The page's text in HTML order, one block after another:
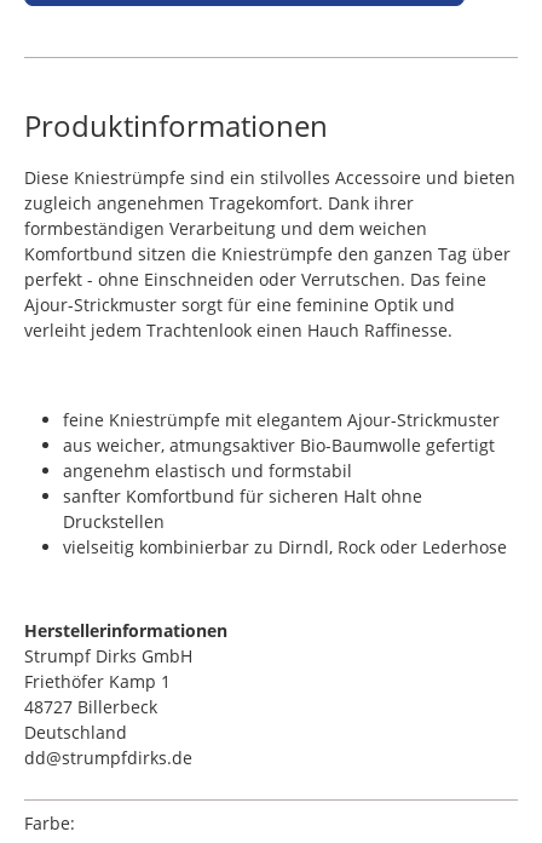
Produktinformationen
Diese Kniestrümpfe sind ein stilvolles Accessoire und bieten
zugleich angenehmen Tragekomfort. Dank ihrer
formbeständigen Verarbeitung und dem weichen
Komfortbund sitzen die Kniestrümpfe den ganzen Tag über
perfekt - ohne Einschneiden oder Verrutschen. Das feine
Ajour-Strickmuster sorgt für eine feminine Optik und
verleiht jedem Trachtenlook einen Hauch Raffinesse.
feine Kniestrümpfe mit elegantem Ajour-Strickmuster
aus weicher, atmungsaktiver Bio-Baumwolle gefertigt
angenehm elastisch und formstabil
sanfter Komfortbund für sicheren Halt ohne
Druckstellen
vielseitig kombinierbar zu Dirndl, Rock oder Lederhose
Herstellerinformationen
Strumpf Dirks GmbH
Friethöfer Kamp 1
48727 Billerbeck
Deutschland
dd@strumpfdirks.de
Farbe: